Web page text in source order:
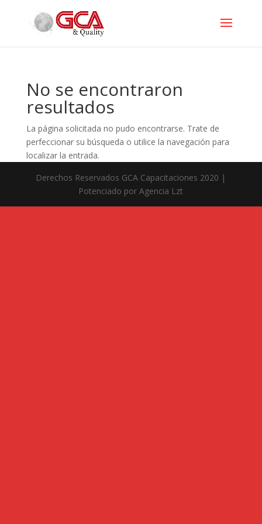
No se encontraron
resultados
La página solicitada no pudo encontrarse. Trate de
perfeccionar su búsqueda o utilice la navegación para
localizar la entrada.
Derechos Reservados GCA Capacitaciones 2020 |
Potenciado por Agencia Lzt